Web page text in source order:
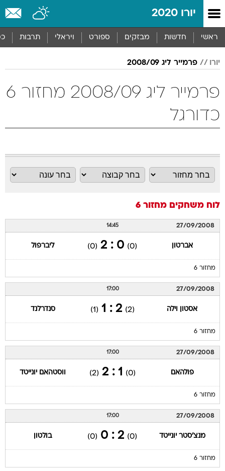
יורו 2020
ראשי חדשות מבזקים ספורט ויראלי תרבות
יורו פרמייר ליג 2008/09
פרמייר ליג 2008/09 מחזור 6
כדורגל
לוח משחקים מחזור 6
27/09/2008
14:45
אברטון (0)
0 : 2
(0) ליברפול
מחזור 6
27/09/2008
17:00
אסטון וילה (2)
2 : 1
(1) סנדרלנד
מחזור 6
27/09/2008
17:00
פולהאם (0)
1 : 2
(2) ווסטהאם יונייטד
מחזור 6
27/09/2008
17:00
מנצ'סטר יונייטד (0)
2 : 0
(0) בולטון
מחזור 6